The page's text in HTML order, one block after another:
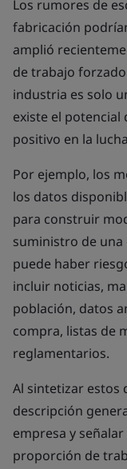
Los rumores de
fabricación
amplió
de trabajo
industria es solo
existe el potencial
positivo en la
Por ejemplo, los
los datos
para construir
suministro de una
puede haber
incluir noticias,
población, datos
compra, listas de
reglamentarios.
Al sintetizar estos
descripción
empresa y
proporción de